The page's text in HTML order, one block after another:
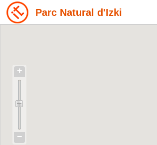
Parc Natural d'Izki
+
−